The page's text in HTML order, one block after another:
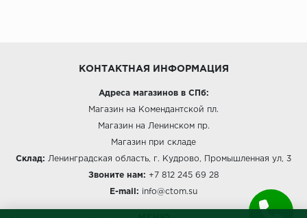
КОНТАКТНАЯ ИНФОРМАЦИЯ
Адреса магазинов в СПб:
Магазин на Комендантской пл.
Магазин на Ленинском пр.
Магазин при складе
Склад: Ленинградская область, г. Кудрово, Промышленная ул, 3
Звоните нам: +7 812 245 69 28
E-mail: info@ctom.su